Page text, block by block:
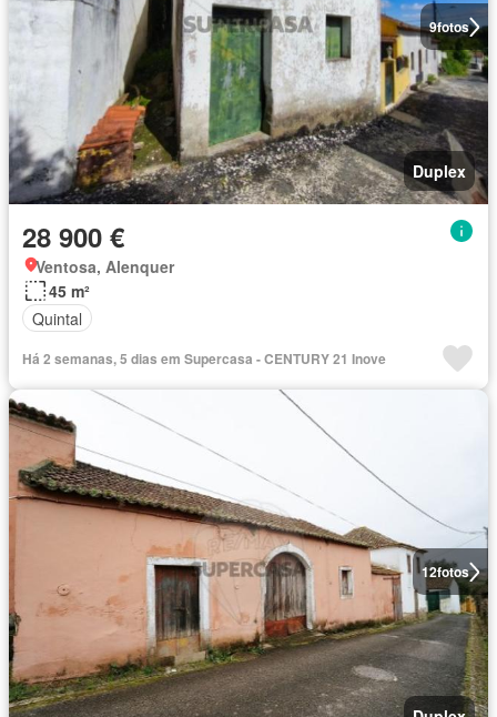
9fotos
Duplex
28 900 €
Ventosa, Alenquer
45 m²
Quintal
Há 2 semanas, 5 dias em Supercasa - CENTURY 21 Inove
12fotos